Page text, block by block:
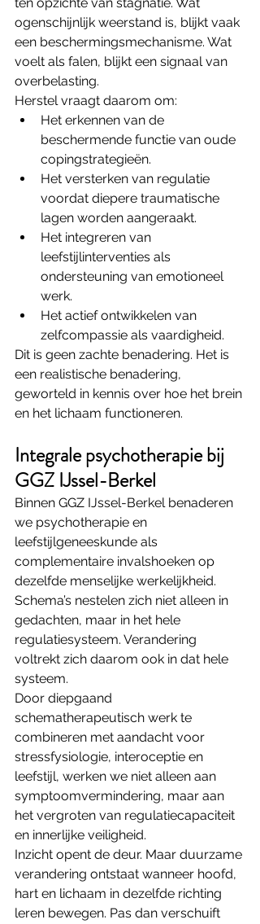
ten opzichte van stagnatie. Wat
ogenschijnlijk weerstand is, blijkt vaak
een beschermingsmechanisme. Wat
voelt als falen, blijkt een signaal van
overbelasting.
Herstel vraagt daarom om:
Het erkennen van de
beschermende functie van oude
copingstrategieën.
Het versterken van regulatie
voordat diepere traumatische
lagen worden aangeraakt.
Het integreren van
leefstijlinterventies als
ondersteuning van emotioneel
werk.
Het actief ontwikkelen van
zelfcompassie als vaardigheid.
Dit is geen zachte benadering. Het is
een realistische benadering,
geworteld in kennis over hoe het brein
en het lichaam functioneren.
Integrale psychotherapie bij
GGZ IJssel-Berkel
Binnen GGZ IJssel-Berkel benaderen
we psychotherapie en
leefstijlgeneeskunde als
complementaire invalshoeken op
dezelfde menselijke werkelijkheid.
Schema’s nestelen zich niet alleen in
gedachten, maar in het hele
regulatiesysteem. Verandering
voltrekt zich daarom ook in dat hele
systeem.
Door diepgaand
schematherapeutisch werk te
combineren met aandacht voor
stressfysiologie, interoceptie en
leefstijl, werken we niet alleen aan
symptoomvermindering, maar aan
het vergroten van regulatiecapaciteit
en innerlijke veiligheid.
Inzicht opent de deur. Maar duurzame
verandering ontstaat wanneer hoofd,
hart en lichaam in dezelfde richting
leren bewegen. Pas dan verschuift